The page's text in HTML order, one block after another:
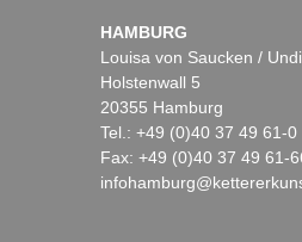
HAMBURG
Louisa von Saucken /
Holstenwall 5
20355 Hamburg
Tel.: +49 (0)40 37 49 61-0
Fax: +49 (0)40 37 49 61-